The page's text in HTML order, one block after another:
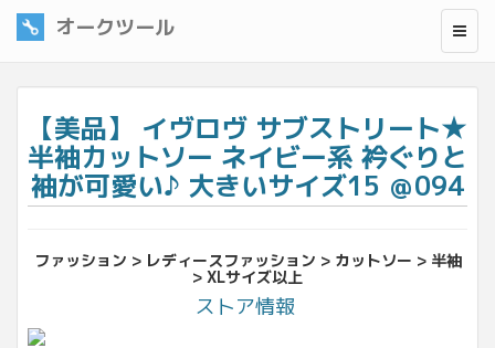
オークツール
【美品】 イヴロヴ サブストリート★
半袖カットソー ネイビー系 衿ぐりと
袖が可愛い♪ 大きいサイズ15 ＠094
ファッション > レディースファッション > カットソー > 半袖
> XLサイズ以上
ストア情報